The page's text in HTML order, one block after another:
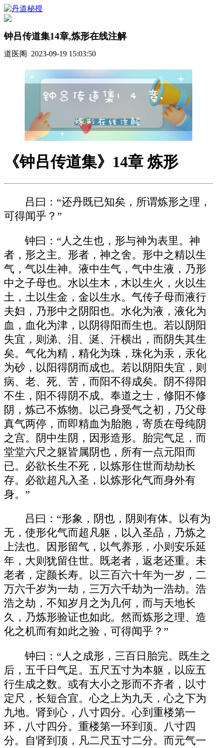
钟吕传道集14章,炼形在线注解
道医阁 2023-09-19 15:03:50
《钟吕传道集》14章 炼形
吕曰：“还丹既已知矣，所谓炼形之理，
可得闻乎？”
钟曰：“人之生也，形与神为表里。神
者，形之主。形者，神之舍。形中之精以生
气，气以生神。液中生气，气中生液，乃形
中之子母也。水以生木，木以生火，火以生
土，土以生金，金以生水。气传子母而液行
夫妇，乃形中之阴阳也。水化为液，液化为
血，血化为津，以阴得阳而生也。若以阴阳
失宜，则涕、泪、涎、汗横出，而阴失其生
矣。气化为精，精化为珠，珠化为汞，汞化
为砂，以阳得阴而成也。若以阴阳失宜，则
病、老、死、苦，而阳不得成矣。阴不得阳
不生，阳不得阴不成。奉道之士，修阳不修
阴，炼己不炼物。以己身受气之初，乃父母
真气两停，而即精血为胎胞，寄质在母纯阴
之宫。阴中生阴，因形造形。胎完气足，而
堂堂六尺之躯皆属阴也，所有一点元阳而
已。必欲长生不死，以炼形住世而劫劫长
存。必欲超凡入圣，以炼形化气而身外有
身。”
吕曰：“形象，阴也，阴则有体。以有为
无，使形化气而超凡躯，以入圣品，乃炼之
上法也。因形留气，以气养形，小则安乐延
年，大则犹留住世。既老者，返老还重。未
老者，定颜长寿。以三百六十年为一岁，二
万六千岁为一劫，三万六千劫为一浩劫。浩
浩之劫，不知岁月之为几何，而与天地长
久，乃炼形验证也如此。然而炼形之理、造
化之机而有如此之验，可得闻乎？”
钟曰：“人之成形，三百日胎完。既生之
后，五千日气足。五尺五寸为本躯，以应五
行生成之数。或有大小之形而不齐者，以寸
定尺，长短合宜。心之上为九天，心之下为
九地。肾到心，八寸四分。心到重楼第一
环，八寸四分。重楼第一环到顶。八寸四
分。自肾到顶，凡二尺五寸二分。而元气一